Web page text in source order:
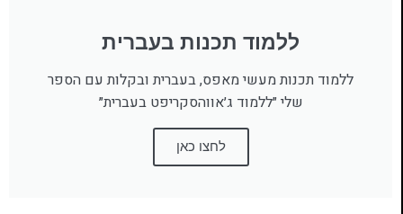
ללמוד תכנות בעברית
ללמוד תכנות מעשי מאפס, בעברית ובקלות עם הספר
שלי ״ללמוד ג׳אווהסקריפט בעברית״
לחצו כאן